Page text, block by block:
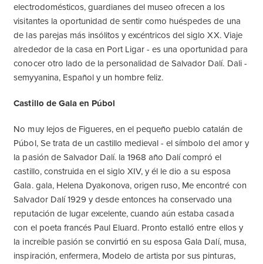
electrodomésticos, guardianes del museo ofrecen a los
visitantes la oportunidad de sentir como huéspedes de una
de las parejas más insólitos y excéntricos del siglo XX. Viaje
alrededor de la casa en Port Ligar - es una oportunidad para
conocer otro lado de la personalidad de Salvador Dalí. Dali -
semyyanina, Español y un hombre feliz.
Castillo de Gala en Púbol
No muy lejos de Figueres, en el pequeño pueblo catalán de
Púbol, Se trata de un castillo medieval - el símbolo del amor y
la pasión de Salvador Dalí. la 1968 año Dalí compró el
castillo, construida en el siglo XIV, y él le dio a su esposa
Gala. gala, Helena Dyakonova, origen ruso, Me encontré con
Salvador Dalí 1929 y desde entonces ha conservado una
reputación de lugar excelente, cuando aún estaba casada
con el poeta francés Paul Eluard. Pronto estalló entre ellos y
la increíble pasión se convirtió en su esposa Gala Dalí, musa,
inspiración, enfermera, Modelo de artista por sus pinturas,